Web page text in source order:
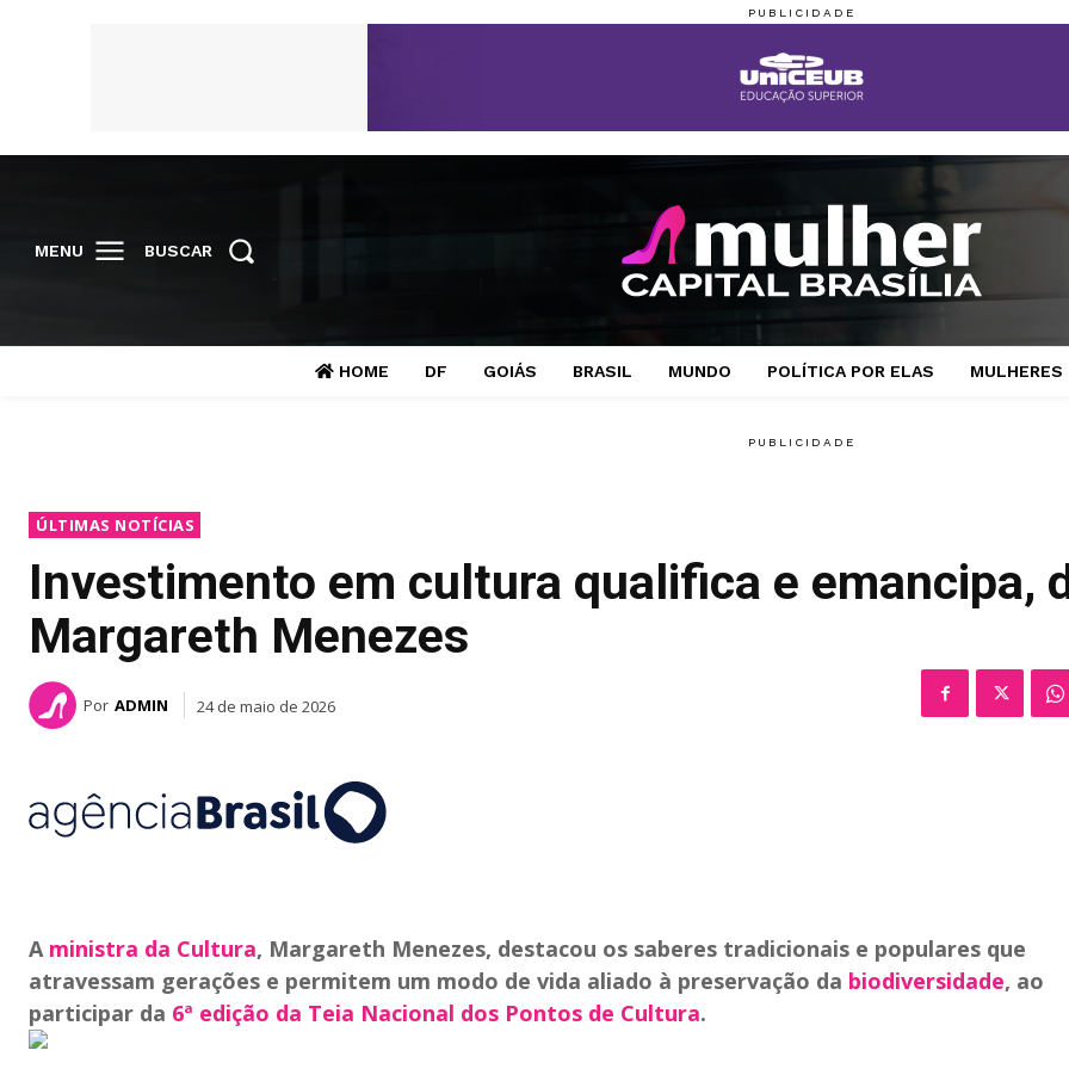
MENU BUSCAR
HOME DF GOIÁS BRASIL MUNDO POLÍTICA POR ELAS MULHERES
ÚLTIMAS NOTÍCIAS
Investimento em cultura qualifica e emancipa,
Margareth Menezes
Por ADMIN 24 de maio de 2026
A ministra da Cultura, Margareth Menezes, destacou os saberes tradicionais e populares que
atravessam gerações e permitem um modo de vida aliado à preservação da biodiversidade, ao
participar da 6ª edição da Teia Nacional dos Pontos de Cultura.